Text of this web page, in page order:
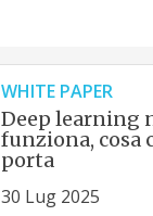
WHITE PAPER
Deep learning
funziona, cosa
porta
30 Lug 2025